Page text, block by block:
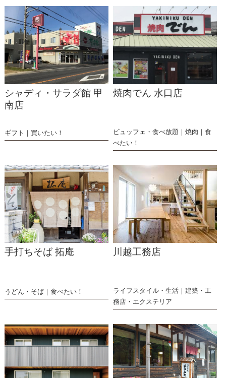
シャディ・サラダ館 甲
南店
ギフト 買いたい！
焼肉でん 水口店
ビュッフェ・食べ放題 焼肉
食
べたい！
手打ちそば 拓庵
うどん・そば 食べたい！
川越工務店
ライフスタイル・生活
建築・工
務店・エクステリア